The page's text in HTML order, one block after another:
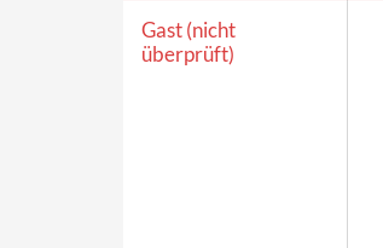
Gast (nicht
überprüft)